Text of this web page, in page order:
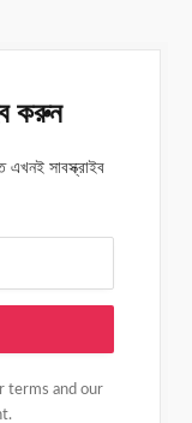
করুন
সাবস্ক্রাইব
terms and our